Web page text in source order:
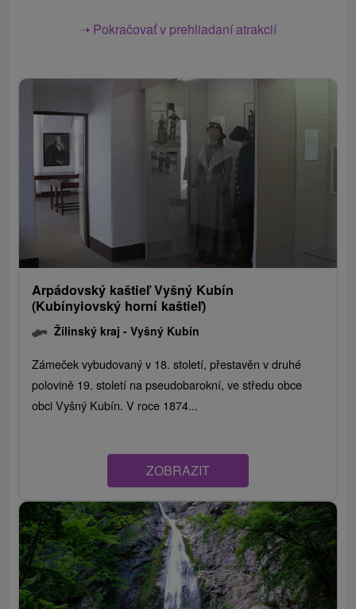
➝ Pokračovať v prehliadaní atrakcií
Arpádovský kaštieľ Vyšný Kubín
(Kubínyiovský horní kaštieľ)
Žilinský kraj -Vyšný Kubín
Zámeček vybudovaný v 18. století, přestavěn v druhé
polovině 19. století na pseudobarokní, ve středu obce
obci Vyšný Kubín. V roce 1874...
ZOBRAZIT